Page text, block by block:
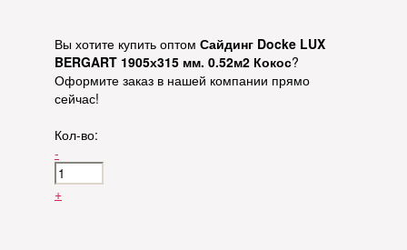
Вы хотите купить оптом Сайдинг Docke LUX
BERGART 1905х315 мм. 0.52м2 Кокос?
Оформите заказ в нашей компании прямо
сейчас!
Кол-во:
-
+